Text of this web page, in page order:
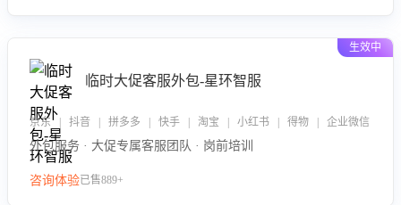
生效中
临时大促客服外包-星环智服
京东 | 抖音 | 拼多多 | 快手 | 淘宝 | 小红书 | 得物 | 企业微信
外包服务 · 大促专属客服团队 · 岗前培训
咨询体验已售889+